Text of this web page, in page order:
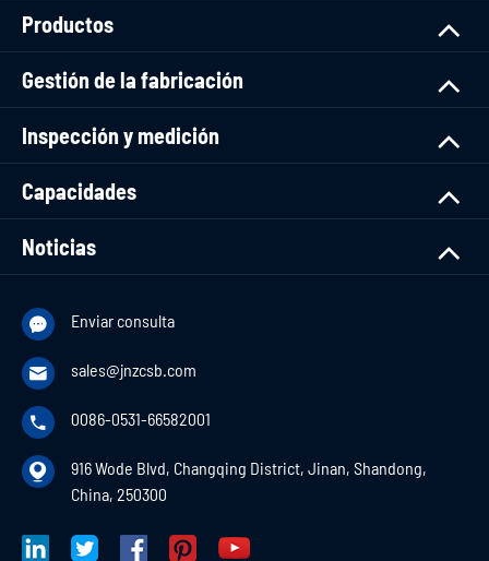
Productos
Gestión de la fabricación
Inspección y medición
Capacidades
Noticias
 Enviar consulta
 sales@jnzcsb.com
 0086-0531-66582001

916 Wode Blvd, Changqing District, Jinan, Shandong,
China, 250300